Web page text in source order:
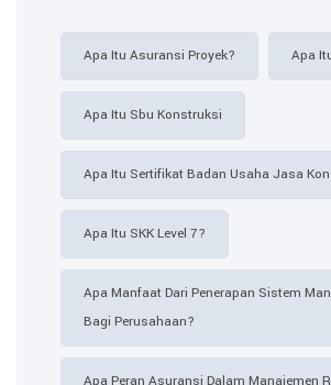
Apa Itu Asuransi Proyek? Apa
Apa Itu Sbu Konstruksi
Apa Itu Sertifikat Badan Usaha Jasa
Apa Itu SKK Level 7?
Apa Manfaat Dari Penerapan Sistem
Bagi Perusahaan?
Apa Peran Asuransi Dalam Manajemen